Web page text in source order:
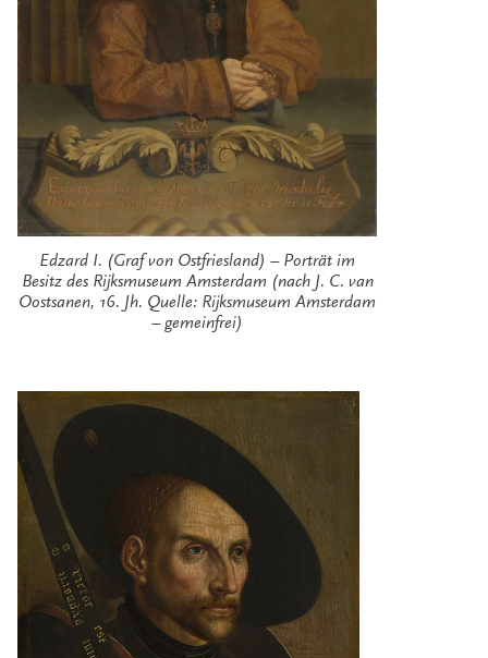
Edzard I. (Graf von Ostfriesland) – Porträt im
Besitz des Rijksmuseum Amsterdam (nach J. C. van
Oostsanen, 16. Jh. Quelle: Rijksmuseum Amsterdam
– gemeinfrei)